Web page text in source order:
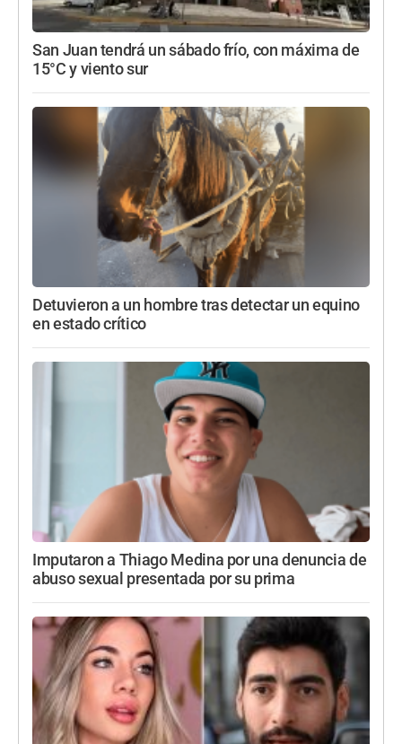
San Juan tendrá un sábado frío, con máxima de
15°C y viento sur
Detuvieron a un hombre tras detectar un equino
en estado crítico
Imputaron a Thiago Medina por una denuncia de
abuso sexual presentada por su prima